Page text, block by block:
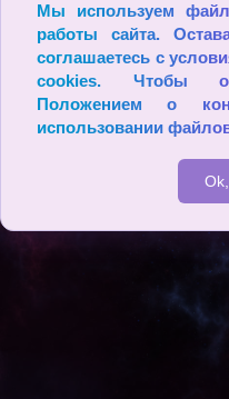
Мы используем
работы сайта.
соглашаетесь с
cookies. Чтобы
Положением о
использовании
развитию сельского
американском городке,
пока в его огороде не
растение, способное